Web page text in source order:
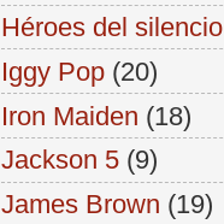
Héroes del silencio
Iggy Pop (20)
Iron Maiden (18)
Jackson 5 (9)
James Brown (19)